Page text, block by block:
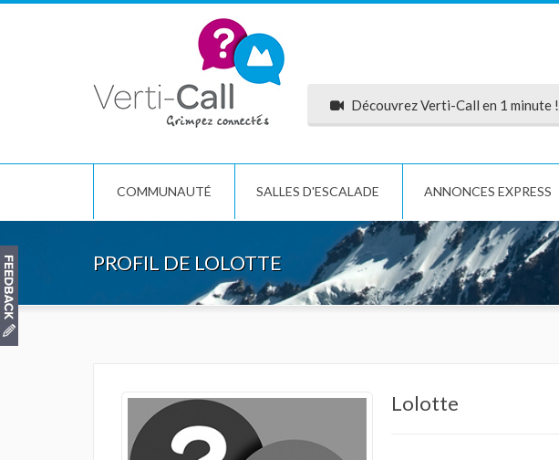
Découvrez Verti-Call en 1 minute !
COMMUNAUTÉ SALLES D'ESCALADE ANNONCES EXPRESS
PROFIL DE LOLOTTE
Lolotte